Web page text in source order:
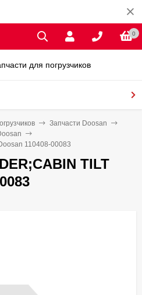
0
Запчасти Doosan
110408-00083
TILT